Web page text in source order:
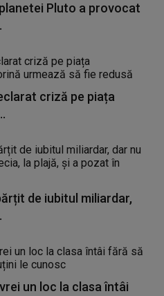
Pluto a provocat
criză pe piața
de iubitul miliardar,
un loc la clasa întâi